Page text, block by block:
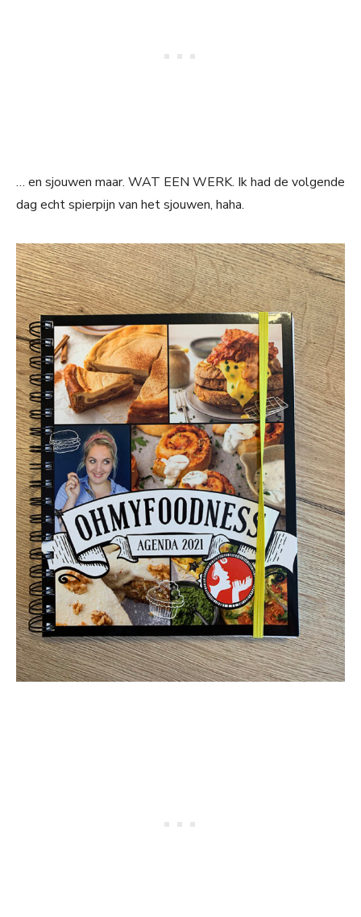
… en sjouwen maar. WAT EEN WERK. Ik had de volgende
dag echt spierpijn van het sjouwen, haha.